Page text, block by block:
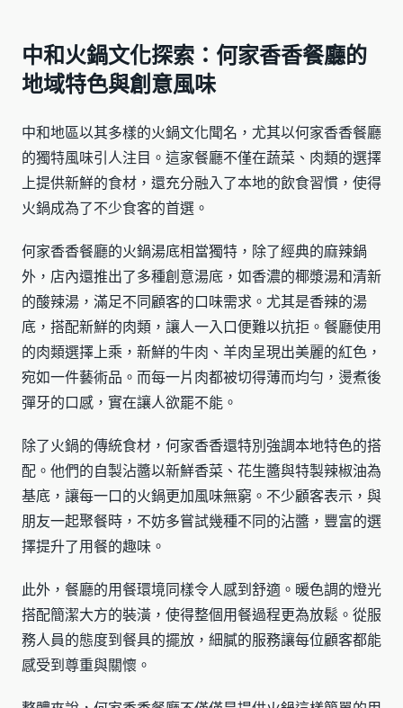
中和火鍋文化探索：何家香香餐廳的
地域特色與創意風味
中和地區以其多樣的火鍋文化聞名，尤其以何家香香餐廳
的獨特風味引人注目。這家餐廳不僅在蔬菜、肉類的選擇
上提供新鮮的食材，還充分融入了本地的飲食習慣，使得
火鍋成為了不少食客的首選。
何家香香餐廳的火鍋湯底相當獨特，除了經典的麻辣鍋
外，店內還推出了多種創意湯底，如香濃的椰漿湯和清新
的酸辣湯，滿足不同顧客的口味需求。尤其是香辣的湯
底，搭配新鮮的肉類，讓人一入口便難以抗拒。餐廳使用
的肉類選擇上乘，新鮮的牛肉、羊肉呈現出美麗的紅色，
宛如一件藝術品。而每一片肉都被切得薄而均勻，燙煮後
彈牙的口感，實在讓人欲罷不能。
除了火鍋的傳統食材，何家香香還特別強調本地特色的搭
配。他們的自製沾醬以新鮮香菜、花生醬與特製辣椒油為
基底，讓每一口的火鍋更加風味無窮。不少顧客表示，與
朋友一起聚餐時，不妨多嘗試幾種不同的沾醬，豐富的選
擇提升了用餐的趣味。
此外，餐廳的用餐環境同樣令人感到舒適。暖色調的燈光
搭配簡潔大方的裝潢，使得整個用餐過程更為放鬆。從服
務人員的態度到餐具的擺放，細膩的服務讓每位顧客都能
感受到尊重與關懷。